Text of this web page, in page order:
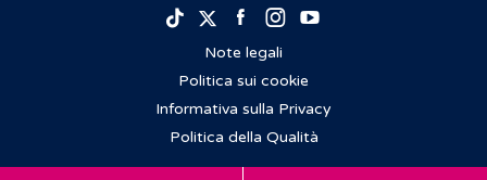
TikTokTwitterFacebook
Instagram
Note legali
Politica sui cookie
Informativa sulla Privacy
Politica della Qualità